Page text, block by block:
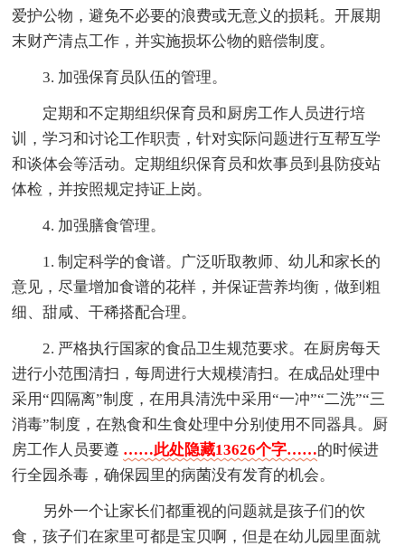
爱护公物，避免不必要的浪费或无意义的损耗。开展期
末财产清点工作，并实施损坏公物的赔偿制度。
3. 加强保育员队伍的管理。
定期和不定期组织保育员和厨房工作人员进行培
训，学习和讨论工作职责，针对实际问题进行互帮互学
和谈体会等活动。定期组织保育员和炊事员到县防疫站
体检，并按照规定持证上岗。
4. 加强膳食管理。
1. 制定科学的食谱。广泛听取教师、幼儿和家长的
意见，尽量增加食谱的花样，并保证营养均衡，做到粗
细、甜咸、干稀搭配合理。
2. 严格执行国家的食品卫生规范要求。在厨房每天
进行小范围清扫，每周进行大规模清扫。在成品处理中
采用“四隔离”制度，在用具清洗中采用“一冲”“二洗”“三
消毒”制度，在熟食和生食处理中分别使用不同器具。厨
房工作人员要遵 ……此处隐藏13626个字……的时候进
行全园杀毒，确保园里的病菌没有发育的机会。
另外一个让家长们都重视的问题就是孩子们的饮
食，孩子们在家里可都是宝贝啊，但是在幼儿园里面就